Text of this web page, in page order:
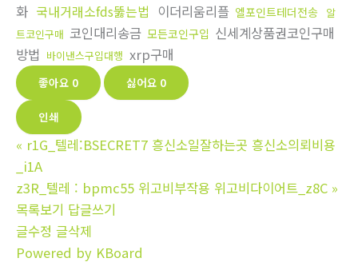
화 국내거래소fds뚫는법 이더리움리플 엘포인트테더전송
알
트코인구매 코인대리송금 모든코인구입 신세계상품권코인구매
방법 바이낸스구입대행 xrp구매
좋아요 0 싫어요 0
인쇄
« r1G_텔레:BSECRET7 흥신소일잘하는곳 흥신소의뢰비용
_i1A
z3R_텔레 : bpmc55 위고비부작용 위고비다이어트_z8C »
목록보기 답글쓰기
글수정 글삭제
Powered by KBoard